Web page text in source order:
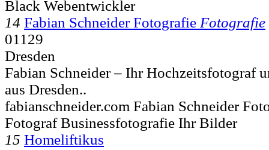
Black Webentwickler
14 Fabian Schneider Fotografie Fotografie
01129
Dresden
Fabian Schneider – Ihr Hochzeitsfotograf
aus Dresden..
fabianschneider.com Fabian Schneider
Fotograf Businessfotografie Ihr Bilder
15 Homeliftikus